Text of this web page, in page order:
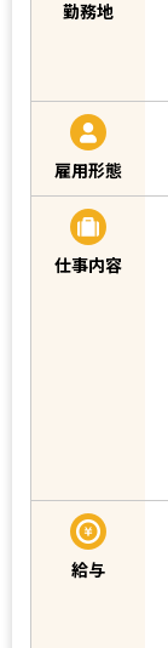
勤務地
雇用形態
仕事内容
給与